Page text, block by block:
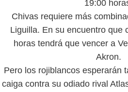
19:00
Chivas requiere más
Liguilla. En su encuentro que
horas tendrá que vencer a
Akron.
Pero los rojiblancos esperarán
caiga contra su odiado rival